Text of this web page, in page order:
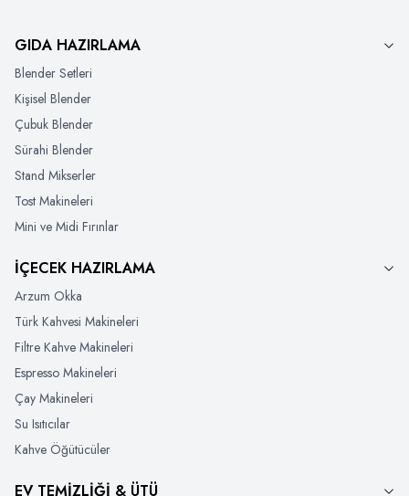
GIDA HAZIRLAMA
Blender Setleri
Kişisel Blender
Çubuk Blender
Sürahi Blender
Stand Mikserler
Tost Makineleri
Mini ve Midi Fırınlar
İÇECEK HAZIRLAMA
Arzum Okka
Türk Kahvesi Makineleri
Filtre Kahve Makineleri
Espresso Makineleri
Çay Makineleri
Su Isıtıcılar
Kahve Öğütücüler
EV TEMİZLİĞİ & ÜTÜ